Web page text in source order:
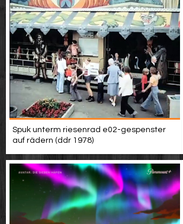
Spuk unterm riesenrad e02-gespenster
auf rädern (ddr 1978)